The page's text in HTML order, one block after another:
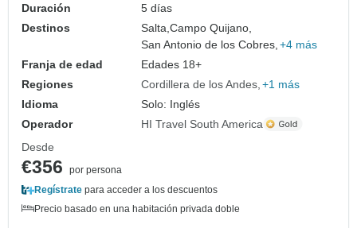
Duración
5 días
Destinos
Salta,Campo Quijano,
San Antonio de los Cobres, +4 más
Franja de edad
Edades 18+
Regiones
Cordillera de los Andes +1 más
Idioma
Solo: Inglés
Operador
HI Travel South America
Desde
€356
por persona
Regístrate para acceder a los descuentos
Precio basado en una habitación privada doble